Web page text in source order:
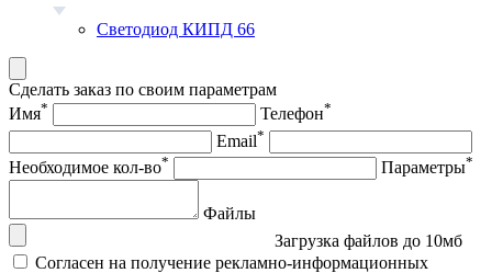
Светодиод КИПД 66
Сделать заказ по своим параметрам
Имя* Телефон*
Email*
Необходимое кол-во* Параметры*
Файлы
Загрузка файлов до 10мб
Согласен на получение рекламно-информационных